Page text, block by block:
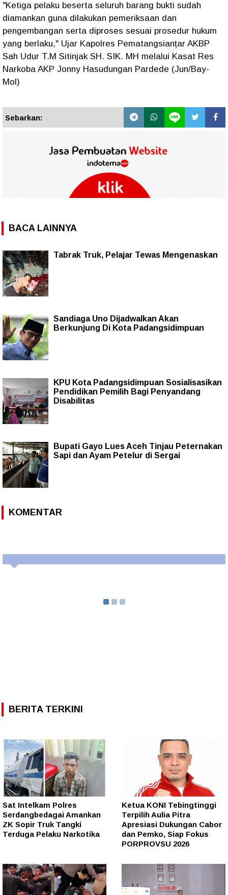
"Ketiga pelaku beserta seluruh barang bukti sudah
diamankan guna dilakukan pemeriksaan dan
pengembangan serta diproses sesuai prosedur hukum
yang berlaku," Ujar Kapolres Pematangsianțar AKBP
Sah Udur T.M Sitinjak SH. SIK. MH melalui Kasat Res
Narkoba AKP Jonny Hasudungan Pardede (Jun/Bay-
Mol)
Sebarkan:
BACA LAINNYA
Tabrak Truk, Pelajar Tewas Mengenaskan
Sandiaga Uno Dijadwalkan Akan
Berkunjung Di Kota Padangsidimpuan
KPU Kota Padangsidimpuan Sosialisasikan
Pendidikan Pemilih Bagi Penyandang
Disabilitas
Bupati Gayo Lues Aceh Tinjau Peternakan
Sapi dan Ayam Petelur di Sergai
KOMENTAR
BERITA TERKINI
Sat Intelkam Polres
Serdangbedagai Amankan
ZK Sopir Truk Tangki
Terduga Pelaku Narkotika
Ketua KONI Tebingtinggi
Terpilih Aulia Pitra
Apresiasi Dukungan Cabor
dan Pemko, Siap Fokus
PORPROVSU 2026